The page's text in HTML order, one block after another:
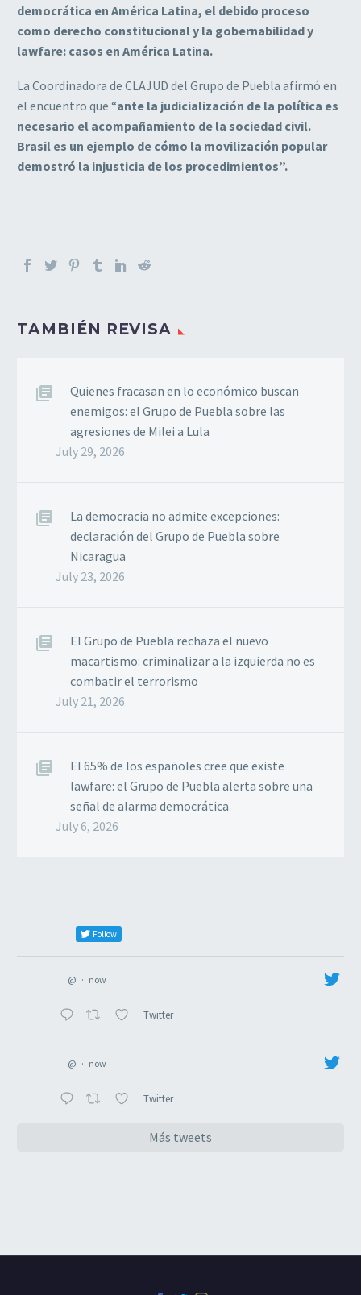
democrática en América Latina, el debido proceso
como derecho constitucional y la gobernabilidad y
lawfare: casos en América Latina.
La Coordinadora de CLAJUD del Grupo de Puebla afirmó en
el encuentro que “ante la judicialización de la política es
necesario el acompañamiento de la sociedad civil.
Brasil es un ejemplo de cómo la movilización popular
demostró la injusticia de los procedimientos”.
TAMBIÉN REVISA
Quienes fracasan en lo económico buscan
enemigos: el Grupo de Puebla sobre las
agresiones de Milei a Lula
July 29, 2026
La democracia no admite excepciones:
declaración del Grupo de Puebla sobre
Nicaragua
July 23, 2026
El Grupo de Puebla rechaza el nuevo
macartismo: criminalizar a la izquierda no es
combatir el terrorismo
July 21, 2026
El 65% de los españoles cree que existe
lawfare: el Grupo de Puebla alerta sobre una
señal de alarma democrática
July 6, 2026
Follow
@ · now
Twitter
@ · now
Twitter
Más tweets